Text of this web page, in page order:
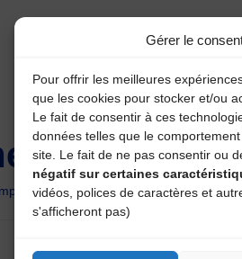
Gérer le
Pour offrir les meilleures
que les cookies pour stocker et/ou
Le fait de consentir à ces
données telles que le
site. Le fait de ne pas consentir ou
négatif sur certaines
vidéos, polices de caractères et
s'afficheront pas)
obligatoires sont indiqués avec*